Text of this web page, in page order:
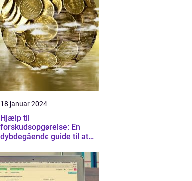
18 januar 2024
Hjælp til
forskudsopgørelse: En
dybdegående guide til at
skatteforhold